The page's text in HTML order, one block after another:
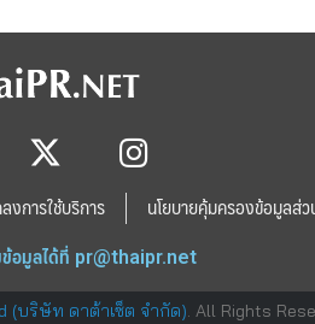
งการใช้บริการ นโยบายคุ้มครองข้อมูลส่
อมูลได้ที่ pr@thaipr.net
(บริษัท ดาต้าเซ็ต จำกัด). All Rights